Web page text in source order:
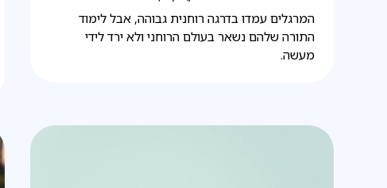
המרגלים עמדו בדרגה רוחנית גבוהה, אבל לימוד
התורה שלהם נשאר בעולם הרוחני ולא ירד לידי
מעשה.